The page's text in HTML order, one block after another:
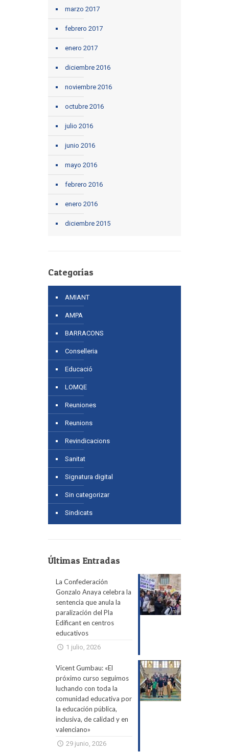
marzo 2017
febrero 2017
enero 2017
diciembre 2016
noviembre 2016
octubre 2016
julio 2016
junio 2016
mayo 2016
febrero 2016
enero 2016
diciembre 2015
Categorías
AMIANT
AMPA
BARRACONS
Conselleria
Educació
LOMQE
Reuniones
Reunions
Revindicacions
Sanitat
Signatura digital
Sin categorizar
Sindicats
Últimas Entradas
La Confederación
Gonzalo Anaya celebra la
sentencia que anula la
paralización del Pla
Edificant en centros
educativos
1 julio, 2026
Vicent Gumbau: «El
próximo curso seguimos
luchando con toda la
comunidad educativa por
la educación pública,
inclusiva, de calidad y en
valenciano»
29 junio, 2026